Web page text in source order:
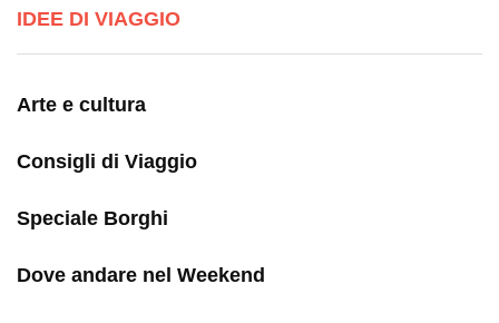
IDEE DI VIAGGIO
Arte e cultura
Consigli di Viaggio
Speciale Borghi
Dove andare nel Weekend